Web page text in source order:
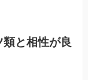
と相性が良